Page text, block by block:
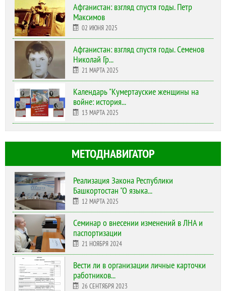
Афганистан: взгляд спустя годы. Петр
Максимов
02 ИЮНЯ 2025
Афганистан: взгляд спустя годы. Семенов
Николай Гр...
21 МАРТА 2025
Календарь "Кумертауские женщины на
войне: история...
13 МАРТА 2025
МЕТОДНАВИГАТОР
Реализация Закона Республики
Башкортостан "О языка...
12 МАРТА 2025
Cеминар о внесении изменений в ЛНА и
паспортизации
21 НОЯБРЯ 2024
Вести ли в организации личные карточки
работников...
26 СЕНТЯБРЯ 2023